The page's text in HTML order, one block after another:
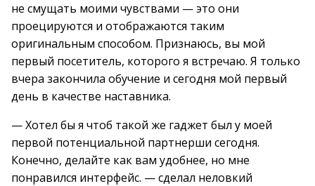
не смущать моими чувствами — это они
проецируются и отображаются таким
оригинальным способом. Признаюсь, вы мой
первый посетитель, которого я встречаю. Я только
вчера закончила обучение и сегодня мой первый
день в качестве наставника.
— Хотел бы я чтоб такой же гаджет был у моей
первой потенциальной партнерши сегодня.
Конечно, делайте как вам удобнее, но мне
понравился интерфейс. — сделал неловкий